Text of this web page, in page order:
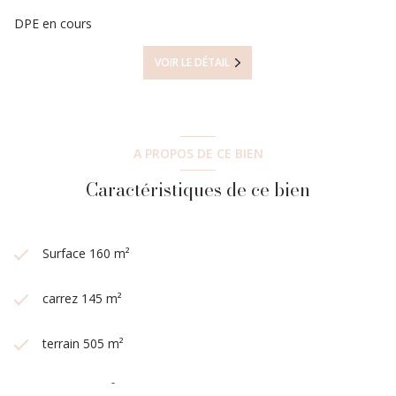
DPE en cours
VOIR LE DÉTAIL
A PROPOS DE CE BIEN
Caractéristiques de ce bien
Surface 160 m²
carrez 145 m²
terrain 505 m²
séjour 38 m²